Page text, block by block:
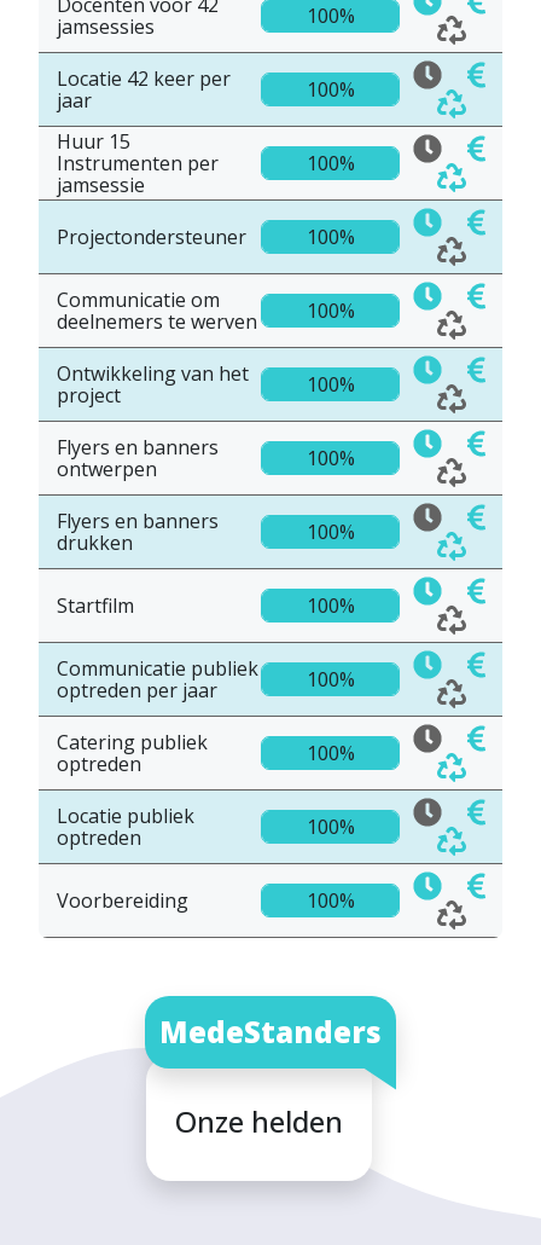
jamsessies
100%
Locatie 42 keer per
jaar
100%
Huur 15
Instrumenten per
jamsessie
100%
Projectondersteuner 100%
Communicatie om
deelnemers te werven
100%
Ontwikkeling van het
project
100%
Flyers en banners
ontwerpen
100%
Flyers en banners
drukken
100%
Startfilm 100%
Communicatie publiek
optreden per jaar
100%
Catering publiek
optreden
100%
Locatie publiek
optreden
100%
Voorbereiding 100%
MedeStanders
Onze helden